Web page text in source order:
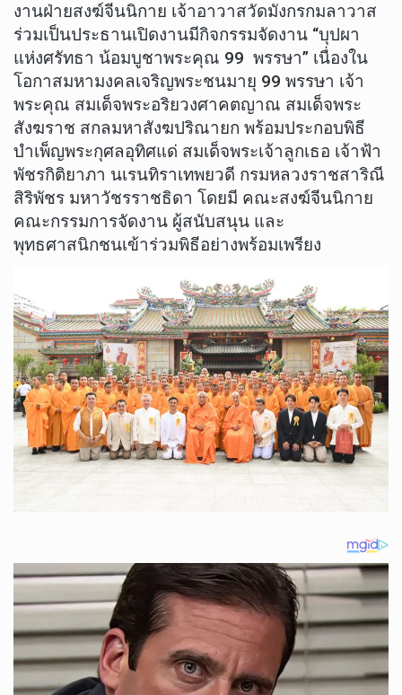
งานฝ่ายสงฆ์จีนนิกาย เจ้าอาวาสวัดมังกรกมลาวาส
ร่วมเป็นประธานเปิดงานมีกิจกรรมจัดงาน “บุปผา
แห่งศรัทธา น้อมบูชาพระคุณ 99 พรรษา” เนื่องใน
โอกาสมหามงคลเจริญพระชนมายุ 99 พรรษา เจ้า
พระคุณ สมเด็จพระอริยวงศาคตญาณ สมเด็จพระ
สังฆราช สกลมหาสังฆปริณายก พร้อมประกอบพิธี
บำเพ็ญพระกุศลอุทิศแด่ สมเด็จพระเจ้าลูกเธอ เจ้าฟ้า
พัชรกิติยาภา นเรนทิราเทพยวดี กรมหลวงราชสาริณี
สิริพัชร มหาวัชรราชธิดา โดยมี คณะสงฆ์จีนนิกาย
คณะกรรมการจัดงาน ผู้สนับสนุน และ
พุทธศาสนิกชนเข้าร่วมพิธีอย่างพร้อมเพรียง